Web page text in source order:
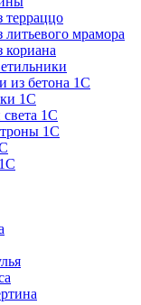
терраццо
мрамора
кориана
из бетона 1С
1С
света 1С
1С